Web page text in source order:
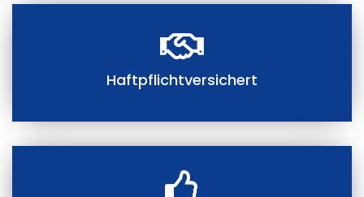
Haftpflichtversichert